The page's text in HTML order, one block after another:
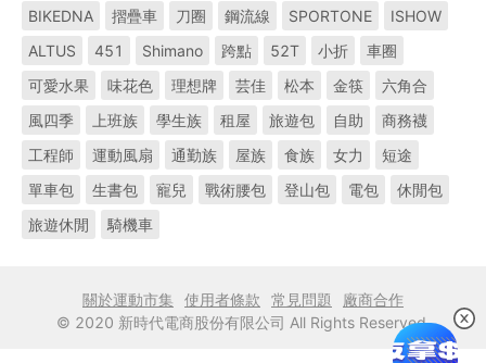
BIKEDNA
摺疊車 刀圈 鋼流線 SPORTONE
ISHOW
ALTUS
451 Shimano 跨點 52T 小折
車圈
可愛水果
味花色 理想牌 芸佳 松本 金筷
六角合
風四季
上班族 學生族 租屋 旅遊包 自助
商務襪
工程師
運動風扇 通勤族 屋族 食族 女力
短途
單車包
生書包 寵兒 戰術腰包 登山包 電包
休閒包
旅遊休閒
騎機車
關於運動市集 使用者條款 常見問題
廠商合作
© 2020 新時代電商股份有限公司 All Rights Reserved.